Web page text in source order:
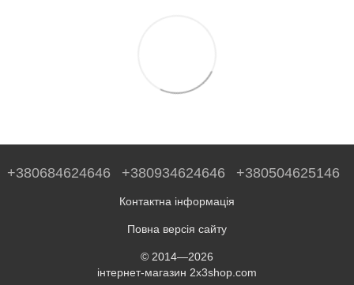
+380684624646 +380934624646 +380504625146
Контактна інформація
Повна версія сайту
© 2014—2026
інтернет-магазин 2x3shop.com